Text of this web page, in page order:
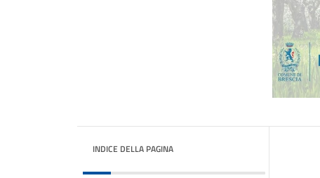
INDICE DELLA PAGINA